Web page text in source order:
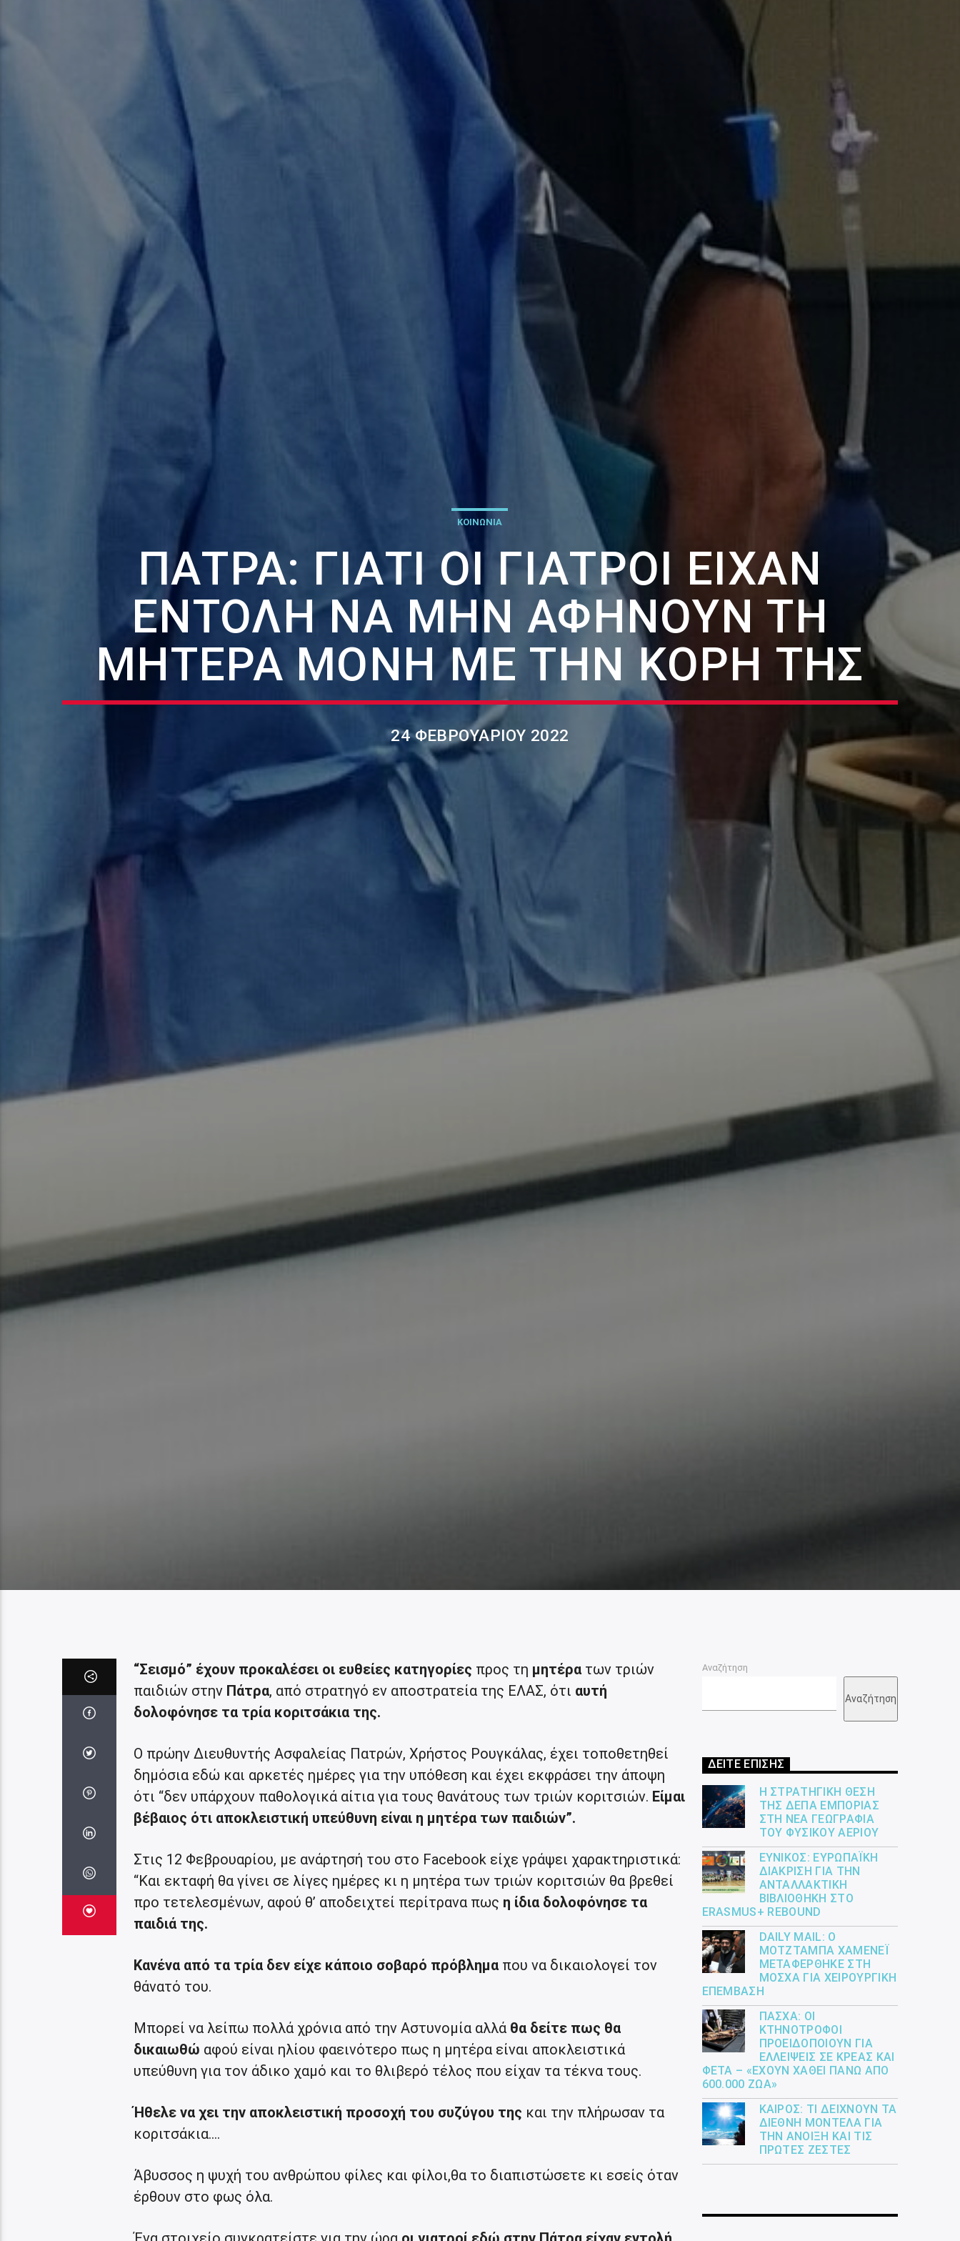
ΚΟΙΝΩΝΙΑ
ΠΆΤΡΑ: ΓΙΑΤΊ ΟΙ ΓΙΑΤΡΟΊ ΕΊΧΑΝ
ΕΝΤΟΛΉ ΝΑ ΜΗΝ ΑΦΉΝΟΥΝ ΤΗ
ΜΗΤΈΡΑ ΜΌΝΗ ΜΕ ΤΗΝ ΚΌΡΗ ΤΗΣ
24 ΦΕΒΡΟΥΑΡΊΟΥ 2022
“Σεισμό” έχουν προκαλέσει οι ευθείες κατηγορίες προς τη μητέρατων τριών
παιδιών στην Πάτρα, από στρατηγό εν αποστρατεία της ΕΛΑΣ, ότι αυτή
δολοφόνησε τα τρία κοριτσάκια της.
Ο πρώην Διευθυντής Ασφαλείας Πατρών, Χρήστος Ρουγκάλας, έχει τοποθετηθεί
δημόσια εδώ και αρκετές ημέρες για την υπόθεση και έχει εκφράσει την άποψη
ότι “δεν υπάρχουν παθολογικά αίτια για τους θανάτους των τριών κοριτσιών. Είμαι
βέβαιος ότι αποκλειστική υπεύθυνη είναι η μητέρα των παιδιών”.
Στις 12 Φεβρουαρίου, με ανάρτησή του στο Facebook είχε γράψει χαρακτηριστικά:
“Και εκταφή θα γίνει σε λίγες ημέρες κι η μητέρα των τριών κοριτσιών θα βρεθεί
προ τετελεσμένων, αφού θ’ αποδειχτεί περίτρανα πως η ίδια δολοφόνησε τα
παιδιά της.
Κανένα από τα τρία δεν είχε κάποιο σοβαρό πρόβλημαπου να δικαιολογεί τον
θάνατό του.
Μπορεί να λείπω πολλά χρόνια από την Αστυνομία αλλά θα δείτε πως θα
δικαιωθώ αφού είναι ηλίου φαεινότερο πως η μητέρα είναι αποκλειστικά
υπεύθυνη για τον άδικο χαμό και το θλιβερό τέλος που είχαν τα τέκνα τους.
Ήθελε να χει την αποκλειστική προσοχή του συζύγου της και την πλήρωσαν τα
κοριτσάκια….
Άβυσσος η ψυχή του ανθρώπου φίλες και φίλοι,θα το διαπιστώσετε κι εσείς όταν
έρθουν στο φως όλα.
Αναζήτηση
Αναζήτηση
ΔΕΙΤΕ ΕΠΙΣΗΣ
Η ΣΤΡΑΤΗΓΙΚΉ ΘΈΣΗ
ΤΗΣ ΔΕΠΑ ΕΜΠΟΡΊΑΣ
ΣΤΗ ΝΈΑ ΓΕΩΓΡΑΦΊΑ
ΤΟΥ ΦΥΣΙΚΟΎ ΑΕΡΊΟΥ
ΕΎΝΙΚΟΣ: ΕΥΡΩΠΑΪΚΉ
ΔΙΆΚΡΙΣΗ ΓΙΑ ΤΗΝ
ΑΝΤΑΛΛΑΚΤΙΚΉ
ΒΙΒΛΙΟΘΉΚΗ ΣΤΟ
ERASMUS+ REBOUND
DAILY MAIL: Ο
ΜΟΤΖΤΆΜΠΑ ΧΑΜΕΝΕΪ́
ΜΕΤΑΦΈΡΘΗΚΕ ΣΤΗ
ΜΌΣΧΑ ΓΙΑ ΧΕΙΡΟΥΡΓΙΚΉ
ΕΠΈΜΒΑΣΗ
ΠΆΣΧΑ: ΟΙ
ΚΤΗΝΟΤΡΌΦΟΙ
ΠΡΟΕΙΔΟΠΟΙΟΎΝ ΓΙΑ
ΕΛΛΕΊΨΕΙΣ ΣΕ ΚΡΈΑΣ ΚΑΙ
ΦΈΤΑ – «ΈΧΟΥΝ ΧΑΘΕΊ ΠΆΝΩ ΑΠΌ
600.000 ΖΏΑ»
ΚΑΙΡΌΣ: ΤΙ ΔΕΊΧΝΟΥΝ ΤΑ
ΔΙΕΘΝΉ ΜΟΝΤΈΛΑ ΓΙΑ
ΤΗΝ ΆΝΟΙΞΗ ΚΑΙ ΤΙΣ
ΠΡΏΤΕΣ ΖΈΣΤΕΣ